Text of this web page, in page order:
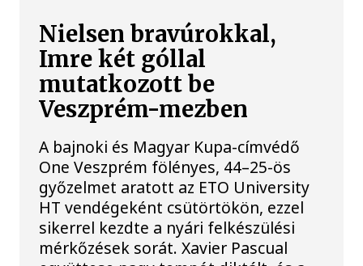
Nielsen bravúrokkal,
Imre két góllal
mutatkozott be
Veszprém-mezben
A bajnoki és Magyar Kupa-címvédő
One Veszprém fölényes, 44–25-ös
győzelmet aratott az ETO University
HT vendégeként csütörtökön, ezzel
sikerrel kezdte a nyári felkészülési
mérkőzések sorát. Xavier Pascual